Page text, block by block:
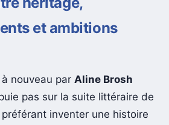
et ambitions
nouveau par Aline Brosh
pas sur la suite littéraire de
préférant inventer une histoire